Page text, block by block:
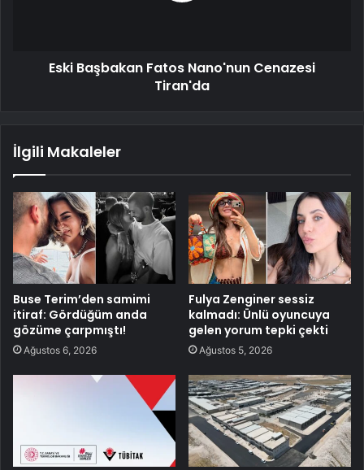
Eski Başbakan Fatos Nano'nun Cenazesi
Tiran'da
İlgili Makaleler
Buse Terim’den samimi
itiraf: Gördüğüm anda
gözüme çarpmıştı!
Ağustos 6, 2026
Fulya Zenginer sessiz
kalmadı: Ünlü oyuncuya
gelen yorum tepki çekti
Ağustos 5, 2026